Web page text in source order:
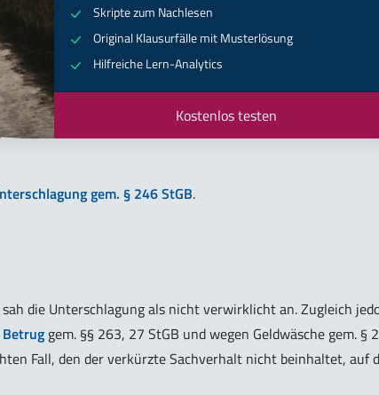
Skripte zum Nachlesen
Original Klausurfälle mit Musterlösung
Hilfreiche Lern-Analytics
Kostenlos testen
gem. § 246 StGB.
die Unterschlagung als nicht verwirklicht an. Zugleich
Betrug gem. §§ 263, 27 StGB und wegen Geldwäsche gem. §
Fall, den der verkürzte Sachverhalt nicht beinhaltet, auf